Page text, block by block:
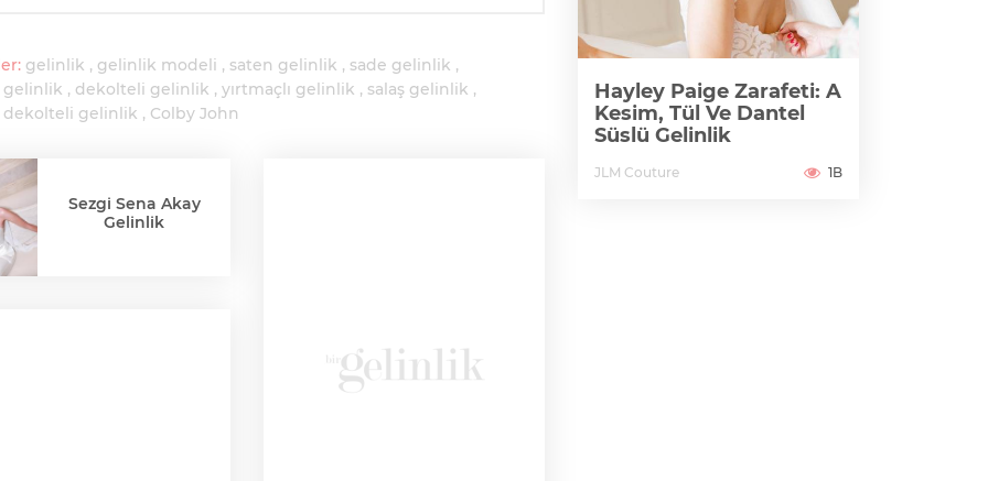
gelinlik gelinlik modeli saten gelinlik
sade gelinlik
gelinlik
dekolteli gelinlik yırtmaçlı gelinlik
salaş gelinlik
dekolteli gelinlik
Colby John
Sezgi Sena Akay
Gelinlik
Hayley Paige Zarafeti: A
Kesim, Tül Ve Dantel
Süslü Gelinlik
JLM Couture 1B